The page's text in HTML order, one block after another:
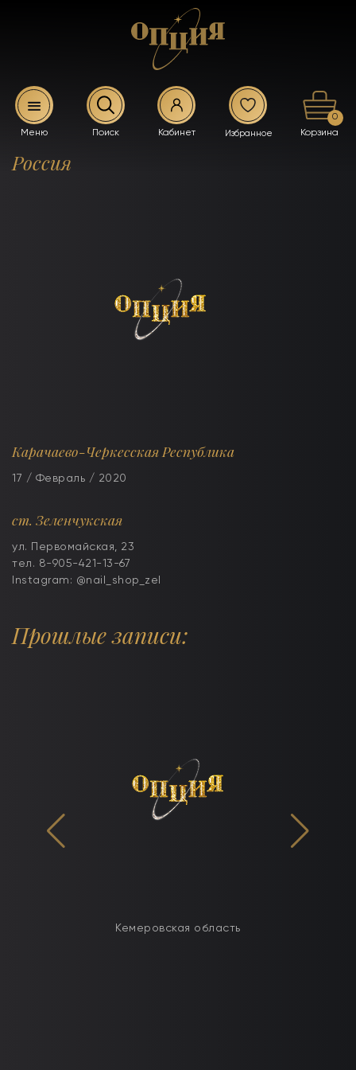
0
Россия
Карачаево-Черкесская Республика
17 / Февраль / 2020
ст. Зеленчукская
ул. Первомайская, 23
тел. 8-905-421-13-67
Instagram: @nail_shop_zel
Прошлые записи:
Кемеровская область